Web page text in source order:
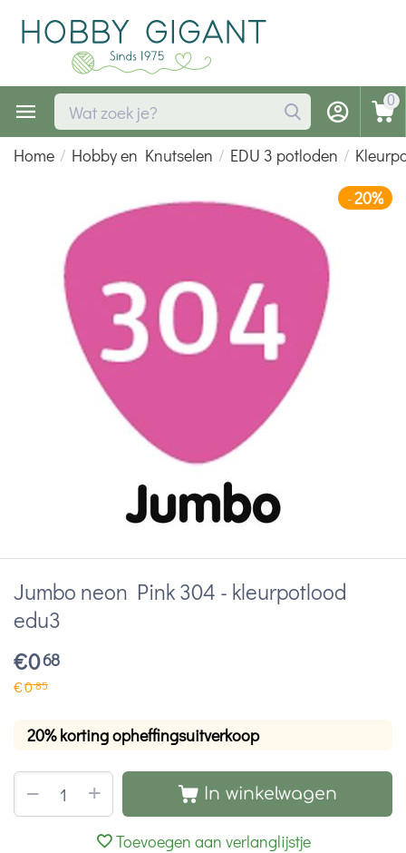
0
Home / Hobby en Knutselen / EDU 3 potloden /
-20%
Jumbo neon Pink 304 - kleurpotlood
edu3
€068
€085
20% korting opheffingsuitverkoop
+
− In winkelwagen
Toevoegen aan verlanglijstje